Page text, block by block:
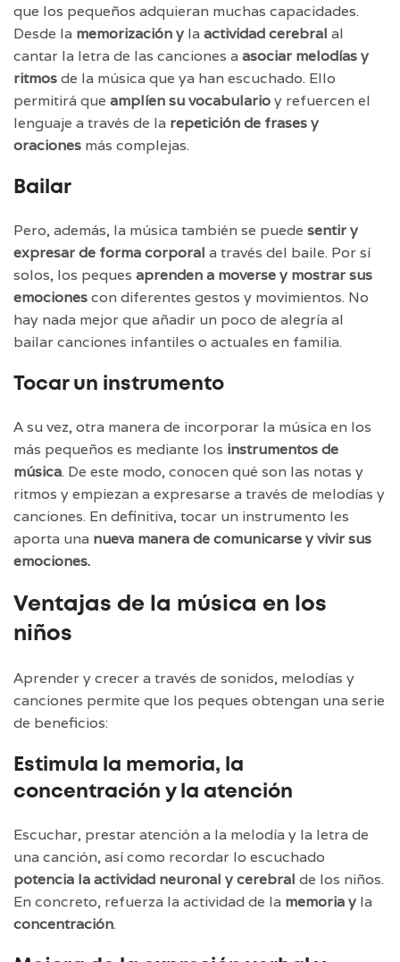
que los pequeños adquieran muchas capacidades.
Desde la memorización y la actividad cerebral al
cantar la letra de las canciones a asociar melodías y
ritmosde la música que ya han escuchado. Ello
permitirá que amplíen su vocabularioy refuercen el
lenguaje a través de la repetición de frases y
oraciones más complejas.
Bailar
Pero, además, la música también se puede sentir y
expresar de forma corporal a través del baile. Por sí
solos, los peques aprenden a moverse y mostrar sus
emocionescon diferentes gestos y movimientos. No
hay nada mejor que añadir un poco de alegría al
bailar canciones infantiles o actuales en familia.
Tocar un instrumento
A su vez, otra manera de incorporar la música en los
más pequeños es mediante los instrumentos de
música. De este modo, conocen qué son las notas y
ritmos y empiezan a expresarse a través de melodías y
canciones. En definitiva, tocar un instrumento les
aporta una nueva manera de comunicarse y vivir sus
emociones.
Ventajas de la música en los
niños
Aprender y crecer a través de sonidos, melodías y
canciones permite que los peques obtengan una serie
de beneficios:
Estimula la memoria, la
concentración y la atención
Escuchar, prestar atención a la melodía y la letra de
una canción, así como recordar lo escuchado
potencia la actividad neuronal y cerebral de los niños.
En concreto, refuerza la actividad de la memoria y la
concentración.